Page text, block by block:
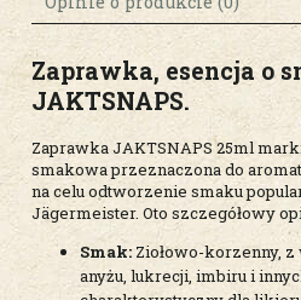
Zaprawka, esencja o
JAKTSNAPS.
Zaprawka JAKTSNAPS 25ml
smakowa przeznaczona do
na celu odtworzenie smaku
Jägermeister. Oto szczegółowy
Smak: Ziołowo-korzenny,
anyżu, lukrecji, imbiru i